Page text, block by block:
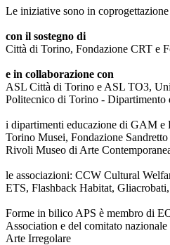
Le iniziative sono in
con il sostegno di
Città di Torino, Fondazione CRT e
e in collaborazione con
ASL Città di Torino e ASL TO3,
Politecnico di Torino - Dipartimento
i dipartimenti educazione di GAM e
Torino Musei, Fondazione
Rivoli Museo di Arte
le associazioni: CCW Cultural
ETS, Flashback Habitat,
Forme in bilico APS è membro di
Association e del comitato
Arte Irregolare